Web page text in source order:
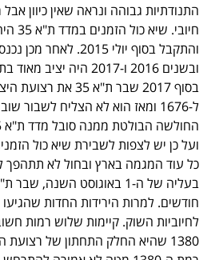
התנודתיות גבוהה ונראה שאין כיוון
בסוף 2017 שבר ת"א
ל-1676 ומאז הוא לא הצליח
ועל כן יש לצפות לשבירת שיא כול
כל עוד המגמה בארץ ובחול לא תתהפך
חודשים. למרות הירידות החדות שהגיעו
לחיוביות השוק. קיימות שלוש רמות
1380 שהיא החלק התחתון של